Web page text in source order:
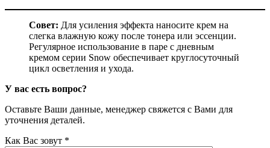
Совет: Для усиления эффекта наносите крем на
слегка влажную кожу после тонера или эссенции.
Регулярное использование в паре с дневным
кремом серии Snow обеспечивает круглосуточный
цикл осветления и ухода.
У вас есть вопрос?
Оставьте Ваши данные, менеджер свяжется с Вами для
уточнения деталей.
Как Вас зовут *